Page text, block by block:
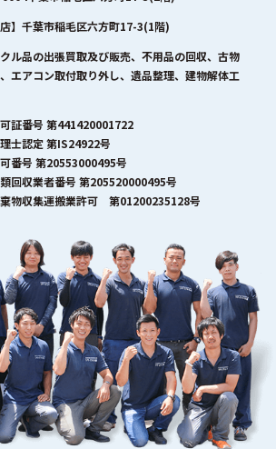
店】千葉市稲毛区六方町17-3(1階)
ル品の出張買取及び販売、不用品の回収、古物
エアコン取付取り外し、遺品整理、建物解体工
証番号 第441420001722
士認定 第IS24922号
番号 第20553000495号
回収業者番号 第205520000495号
物収集運搬業許可 第01200235128号